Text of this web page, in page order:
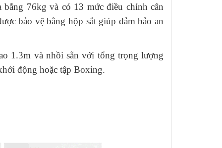
76kg và có 13 mức điều chỉnh cân
bảo vệ bằng hộp sắt giúp đảm bảo an
1.3m và nhồi sẵn với tổng trọng lượng
động hoặc tập Boxing.